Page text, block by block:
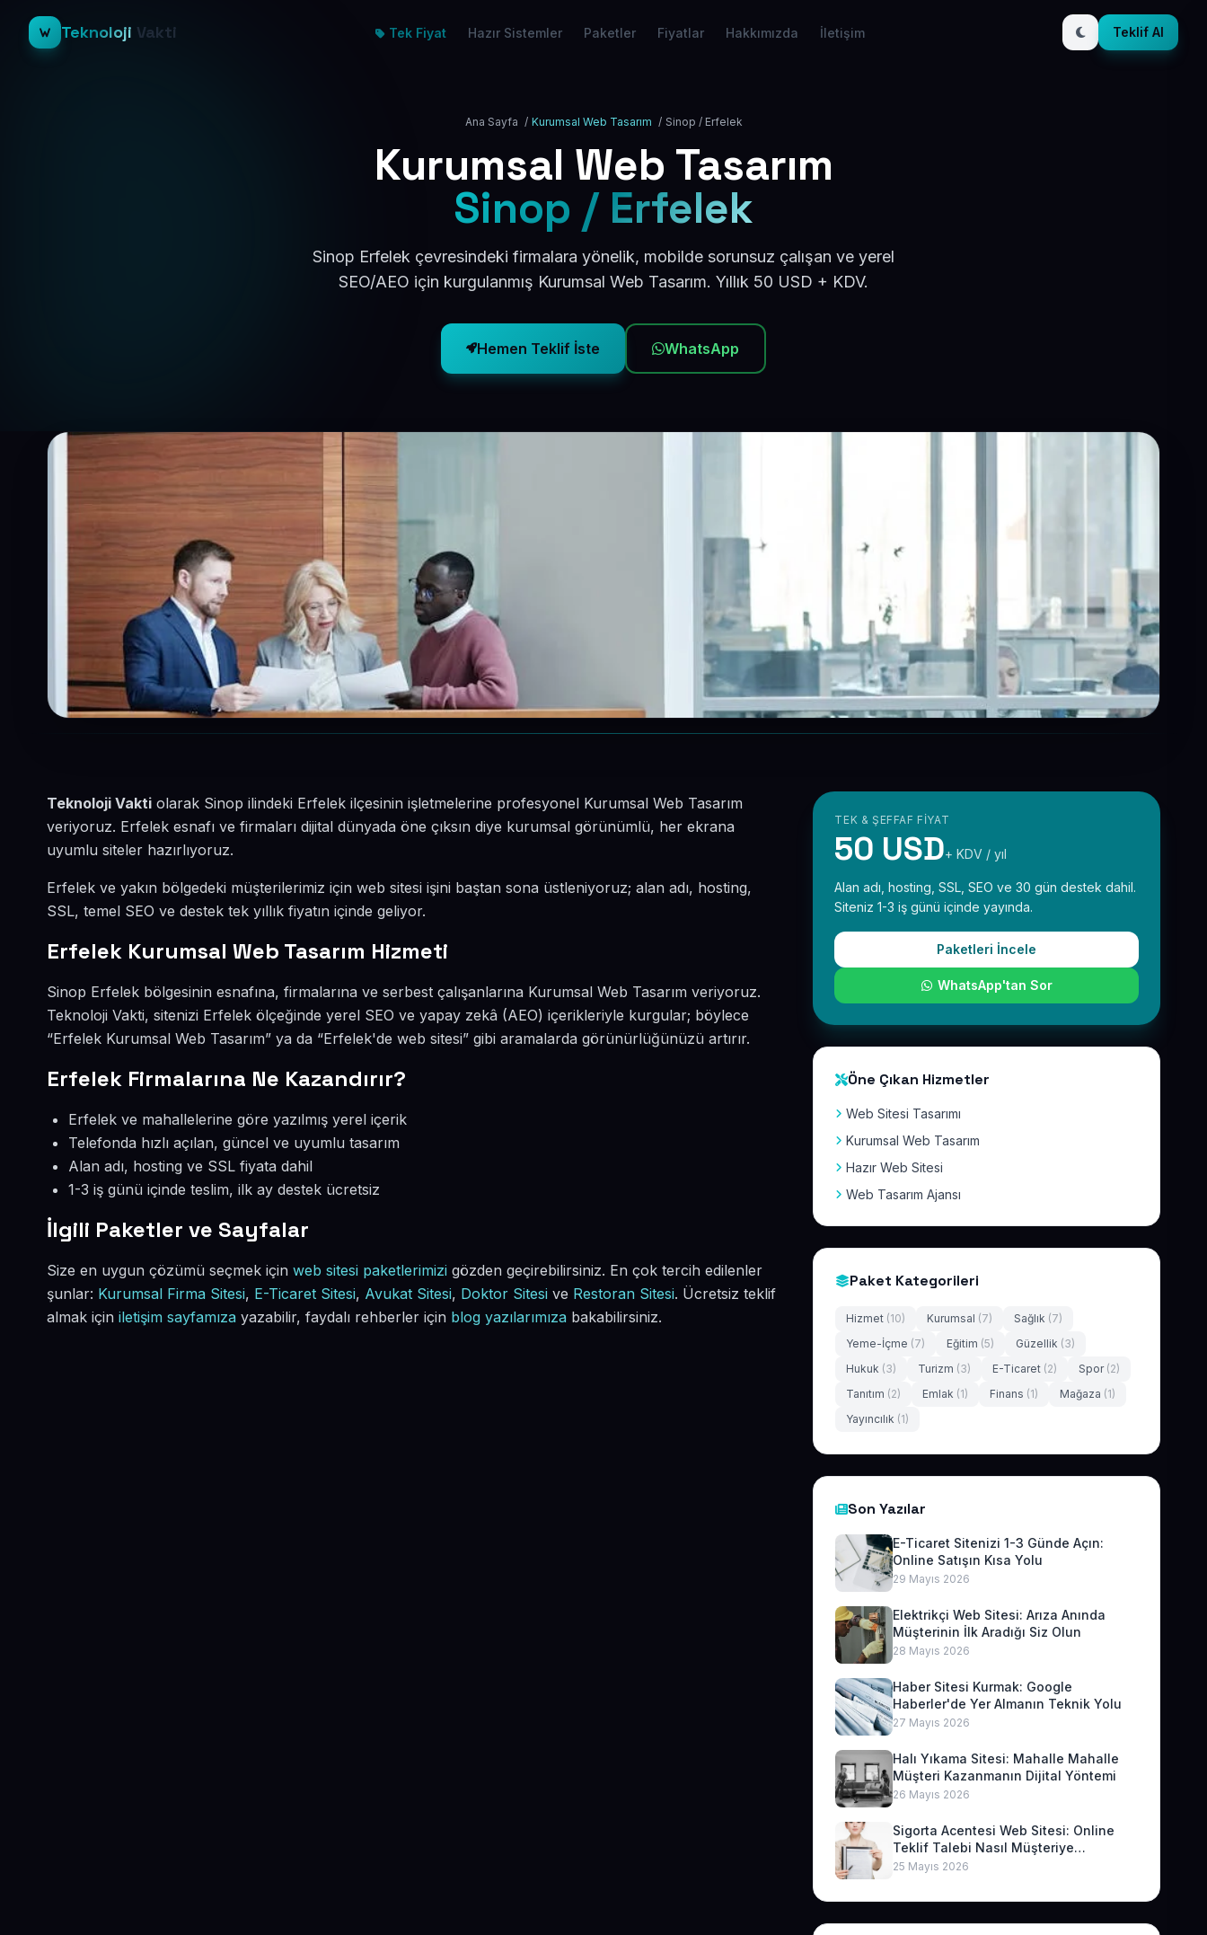
Teknoloji Vakti Tek Fiyat Hazır Sistemler Paketler Fiyatlar Hakkımızda İletişim Teklif Al
Ana Sayfa / Kurumsal Web Tasarım / Sinop / Erfelek
Kurumsal Web Tasarım
Sinop / Erfelek
Sinop Erfelek çevresindeki firmalara yönelik, mobilde sorunsuz çalışan ve yerel
SEO/AEO için kurgulanmış Kurumsal Web Tasarım. Yıllık 50 USD + KDV.
Hemen Teklif İste WhatsApp
Teknoloji Vakti olarak Sinop ilindeki Erfelek ilçesinin işletmelerine profesyonel Kurumsal Web Tasarım
veriyoruz. Erfelek esnafı ve firmaları dijital dünyada öne çıksın diye kurumsal görünümlü, her ekrana
uyumlu siteler hazırlıyoruz.
Erfelek ve yakın bölgedeki müşterilerimiz için web sitesi işini baştan sona üstleniyoruz; alan adı, hosting,
SSL, temel SEO ve destek tek yıllık fiyatın içinde geliyor.
Erfelek Kurumsal Web Tasarım Hizmeti
Sinop Erfelek bölgesinin esnafına, firmalarına ve serbest çalışanlarına Kurumsal Web Tasarım veriyoruz.
Teknoloji Vakti, sitenizi Erfelek ölçeğinde yerel SEO ve yapay zekâ (AEO) içerikleriyle kurgular; böylece
“Erfelek Kurumsal Web Tasarım” ya da “Erfelek'de web sitesi” gibi aramalarda görünürlüğünüzü artırır.
Erfelek Firmalarına Ne Kazandırır?
Erfelek ve mahallelerine göre yazılmış yerel içerik
Telefonda hızlı açılan, güncel ve uyumlu tasarım
Alan adı, hosting ve SSL fiyata dahil
1-3 iş günü içinde teslim, ilk ay destek ücretsiz
İlgili Paketler ve Sayfalar
Size en uygun çözümü seçmek için web sitesi paketlerimizi gözden geçirebilirsiniz. En çok tercih edilenler
şunlar: Kurumsal Firma Sitesi, E-Ticaret Sitesi, Avukat Sitesi, Doktor Sitesi ve Restoran Sitesi. Ücretsiz teklif
almak için iletişim sayfamıza yazabilir, faydalı rehberler için blog yazılarımıza bakabilirsiniz.
TEK & ŞEFFAF FIYAT
50 USD+ KDV / yıl
Alan adı, hosting, SSL, SEO ve 30 gün destek dahil.
Siteniz 1-3 iş günü içinde yayında.
Paketleri İncele
WhatsApp'tan Sor
Öne Çıkan Hizmetler
Web Sitesi Tasarımı
Kurumsal Web Tasarım
Hazır Web Sitesi
Web Tasarım Ajansı
Paket Kategorileri
Hizmet (10) Kurumsal (7) Sağlık (7)
Yeme-İçme (7) Eğitim (5) Güzellik (3)
Hukuk (3) Turizm (3) E-Ticaret (2) Spor (2)
Tanıtım (2) Emlak (1) Finans (1) Mağaza (1)
Yayıncılık (1)
Son Yazılar
E-Ticaret Sitenizi 1-3 Günde Açın:
Online Satışın Kısa Yolu
29 Mayıs 2026
Elektrikçi Web Sitesi: Arıza Anında
Müşterinin İlk Aradığı Siz Olun
28 Mayıs 2026
Haber Sitesi Kurmak: Google
Haberler'de Yer Almanın Teknik Yolu
27 Mayıs 2026
Halı Yıkama Sitesi: Mahalle Mahalle
Müşteri Kazanmanın Dijital Yöntemi
26 Mayıs 2026
Sigorta Acentesi Web Sitesi: Online
Teklif Talebi Nasıl Müşteriye
Dönüşür?
25 Mayıs 2026